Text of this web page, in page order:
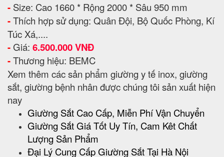
- Size: Cao 1660 * Rộng 2000 * Sâu 950 mm
-Thích hợp sử dụng: Quân Đội, Bộ Quốc Phòng, Kí
Túc Xá,....
- Giá: 6.500.000 VNĐ
-Thương hiệu: BEMC
Xem thêm các sản phẩm giường y tế inox, giường
sắt, giường bệnh nhân được chúng tôi sản xuất hiện
nay
Giường Sắt Cao Cấp, Miễn Phí Vận Chuyển
Giường Sắt Giá Tốt Uy Tín, Cam Kêt Chất
Lượng Sản Phẩm
Đại Lý Cung Cấp Giường Sắt Tại Hà Nội